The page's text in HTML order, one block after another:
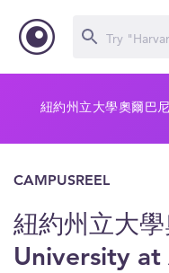
紐約州立大學奧爾巴
CAMPUSREEL
紐約州立大
University at